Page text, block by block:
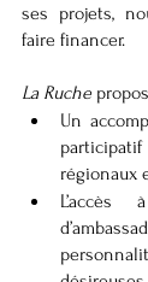
ses projets,
faire financer.
La Ruche
Un
régionaux